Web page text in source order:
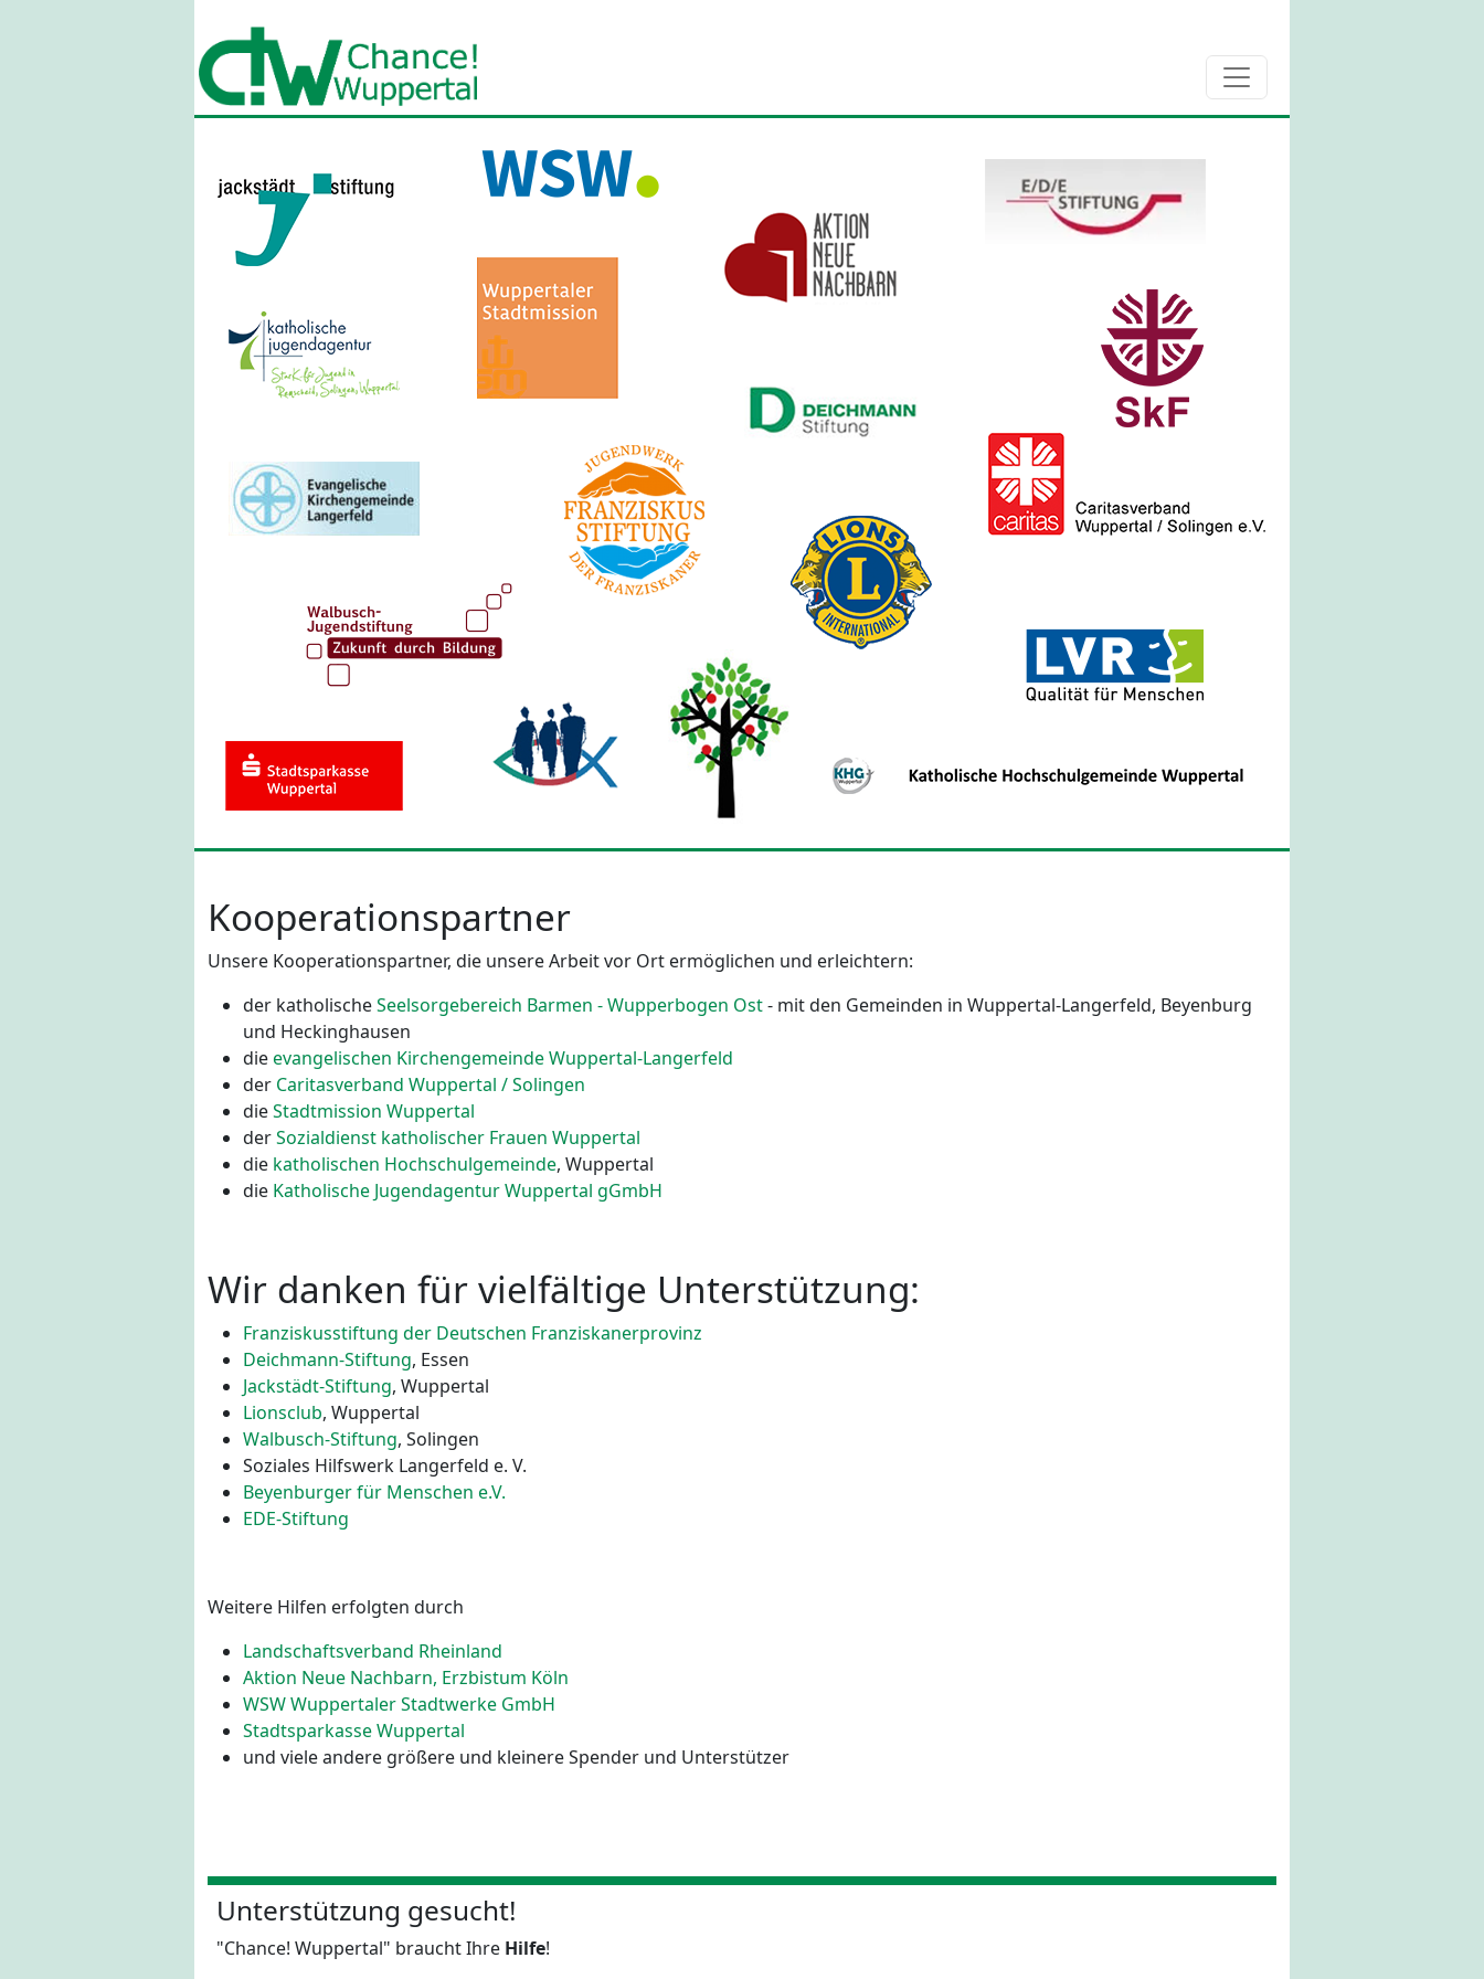
Kooperationspartner
Unsere Kooperationspartner, die unsere Arbeit vor Ort ermöglichen und erleichtern:
der katholischeSeelsorgebereich Barmen - Wupperbogen Ost- mit den Gemeinden in Wuppertal-Langerfeld, Beyenburg
und Heckinghausen
dieevangelischen Kirchengemeinde Wuppertal-Langerfeld
der Caritasverband Wuppertal / Solingen
dieStadtmission Wuppertal
derSozialdienst katholischer Frauen Wuppertal
die katholischen Hochschulgemeinde, Wuppertal
die Katholische Jugendagentur Wuppertal gGmbH
Wir danken für vielfältige Unterstützung:
Franziskusstiftung der Deutschen Franziskanerprovinz
Deichmann-Stiftung, Essen
Jackstädt-Stiftung, Wuppertal
Lionsclub, Wuppertal
Walbusch-Stiftung, Solingen
Soziales Hilfswerk Langerfeld e. V.
Beyenburger für Menschen e.V.
EDE-Stiftung
Weitere Hilfen erfolgten durch
Landschaftsverband Rheinland
Aktion Neue Nachbarn, Erzbistum Köln
WSW Wuppertaler Stadtwerke GmbH
Stadtsparkasse Wuppertal
und viele andere größere und kleinere Spender und Unterstützer
Unterstützung gesucht!
"Chance! Wuppertal" braucht Ihre Hilfe!